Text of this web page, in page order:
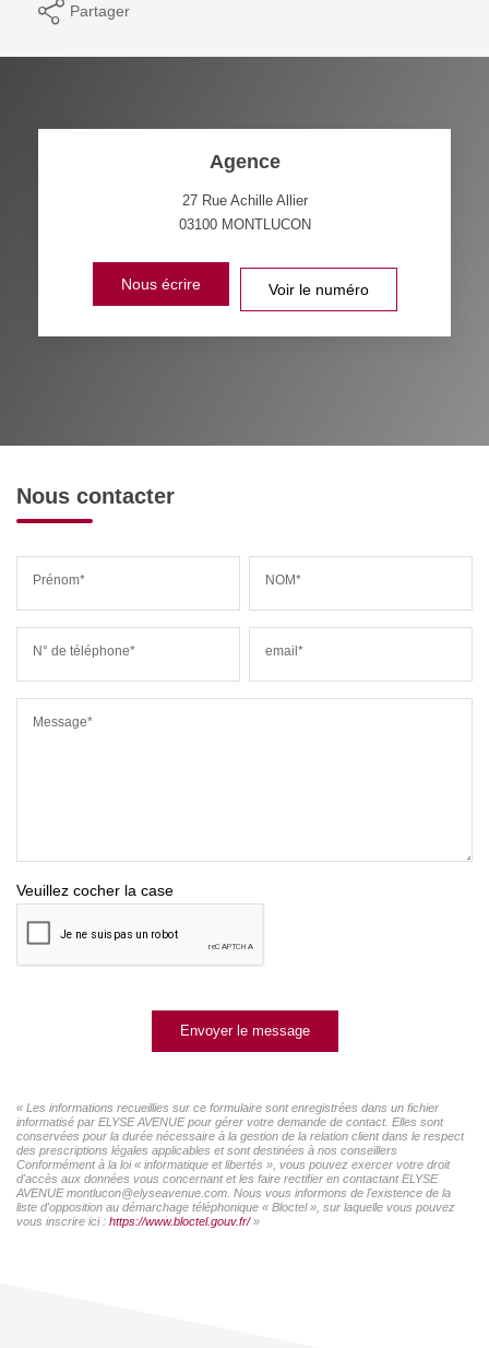
Partager
Agence
27 Rue Achille Allier
03100 MONTLUCON
Nous écrire Voir le numéro
Nous contacter
Prénom* NOM*
N° de téléphone* email*
Message*
Veuillez cocher la case
Envoyer le message
« Les informations recueillies sur ce formulaire sont enregistrées dans un fichier
informatisé par ELYSE AVENUE pour gérer votre demande de contact. Elles sont
conservées pour la durée nécessaire à la gestion de la relation client dans le respect
des prescriptions légales applicables et sont destinées à nos conseillers
Conformément à la loi « informatique et libertés », vous pouvez exercer votre droit
d'accès aux données vous concernant et les faire rectifier en contactant ELYSE
AVENUE montlucon@elyseavenue.com. Nous vous informons de l'existence de la
liste d'opposition au démarchage téléphonique « Bloctel », sur laquelle vous pouvez
vous inscrire ici : https://www.bloctel.gouv.fr/»